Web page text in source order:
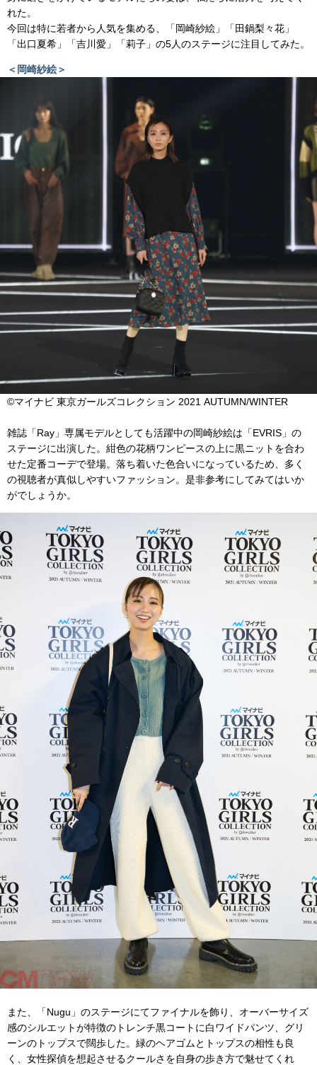
れた。
今回は特に若者から人気を集める、「岡崎紗絵」「田鍋梨々花」
「出口夏希」「吉川愛」「莉子」の5人のステージに注目してみた。
＜岡崎紗絵＞
©マイナビ 東京ガールズコレクション 2021 AUTUMN/WINTER
雑誌「Ray」専属モデルとしても活躍中の岡崎紗絵は「EVRIS」の
ステージに出演した。紺色の花柄ワンピースの上に黒ニットを合わ
せた定番コーデで登場。落ち着いた色合いになっているため、多く
の視聴者が真似しやすいファッション。是非参考にしてみてはいか
がでしょうか。
また、「Nugu」のステージにてファイナルを飾り、オーバーサイズ
感のシルエットが特徴のトレンチ黒コートに白ワイドパンツ、グリ
ーンのトップスで闊歩した。緑のヘアゴムとトップスの相性も良
く、女性探偵を想起させるクールさを自身の歩き方で魅せてくれ